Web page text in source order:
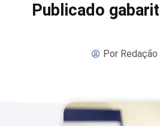
Publicado
Por Redação